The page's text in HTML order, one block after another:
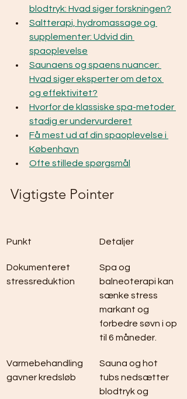
blodtryk: Hvad siger forskningen?
Saltterapi, hydromassage og
supplementer: Udvid din
spaoplevelse
Saunaens og spaens nuancer:
Hvad siger eksperter om detox
og effektivitet?
Hvorfor de klassiske spa-metoder
stadig er undervurderet
Få mest ud af din spaoplevelse i
København
Ofte stillede spørgsmål
Vigtigste Pointer
Punkt Detaljer
Dokumenteret
stressreduktion
Spa og
balneoterapi kan
sænke stress
markant og
forbedre søvn i op
til 6 måneder.
Varmebehandling
gavner kredsløb
Sauna og hot
tubs nedsætter
blodtryk og